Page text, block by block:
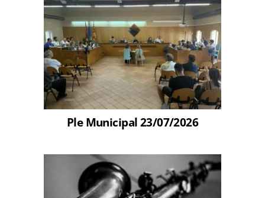
Ple Municipal 23/07/2026